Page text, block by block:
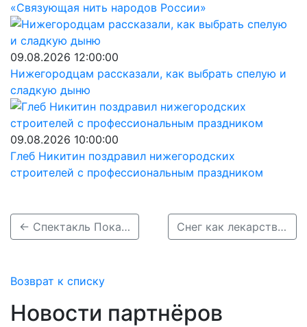
«Связующая нить народов России»
09.08.2026 12:00:00
Нижегородцам рассказали, как выбрать спелую и
сладкую дыню
09.08.2026 10:00:00
Глеб Никитин поздравил нижегородских
строителей с профессиональным праздником
← Спектакль Пока смерть не разлучит нас Снег как лекарство →
Возврат к списку
Новости партнёров